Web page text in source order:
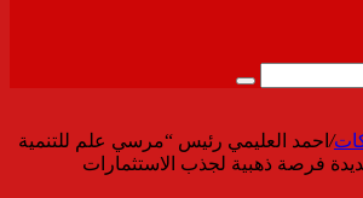
بحث
/ احمد العليمي رئيس “مرسي علم للتنمية
فرصة ذهبية لجذب الاستثمارات